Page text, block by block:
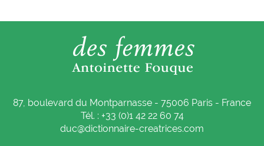
87, boulevard du Montparnasse - 75006 Paris - France
Tél. : +33 (0)1 42 22 60 74
duc@dictionnaire-creatrices.com